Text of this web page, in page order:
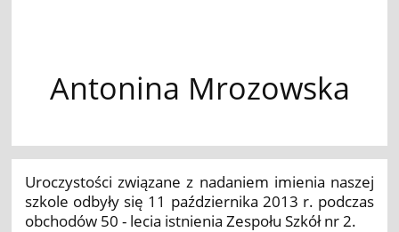
Antonina Mrozowska
Uroczystości związane z nadaniem imienia naszej
szkole odbyły się 11 października 2013 r. podczas
obchodów 50 - lecia istnienia Zespołu Szkół nr 2.